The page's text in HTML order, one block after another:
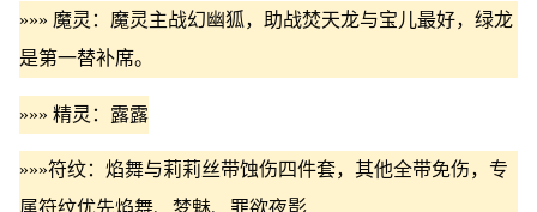
»»» 魔灵：魔灵主战幻幽狐，助战焚天龙与宝儿最好，绿龙
是第一替补席。
»»» 精灵：露露
»»»符纹：焰舞与莉莉丝带蚀伤四件套，其他全带免伤，专
属符纹优先焰舞、梦魅、罪欲夜影